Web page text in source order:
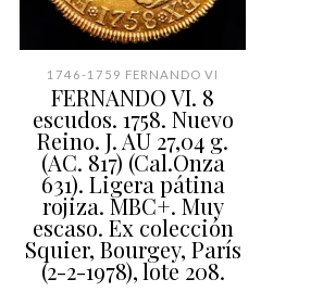
1746-1759 FERNANDO VI
FERNANDO VI. 8
escudos. 1758. Nuevo
Reino. J. AU 27,04 g.
(AC. 817) (Cal.Onza
631). Ligera pátina
rojiza. MBC+. Muy
escaso. Ex colección
Squier, Bourgey, París
(2-2-1978), lote 208.